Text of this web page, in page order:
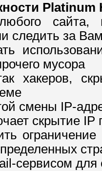
Platinum
сайта,
следить за
мусора
хакеров,
смены IP-
скрытие
сервисом